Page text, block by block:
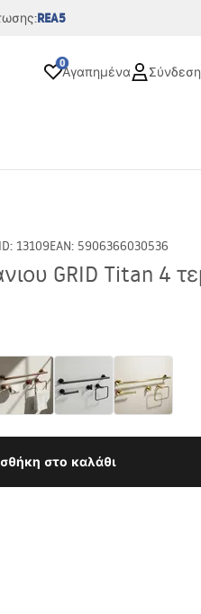
REA5
0
Αγαπημένα Σύνδεση
: 13109EAN: 5906366030536
GRID Titan 4
στο καλάθι